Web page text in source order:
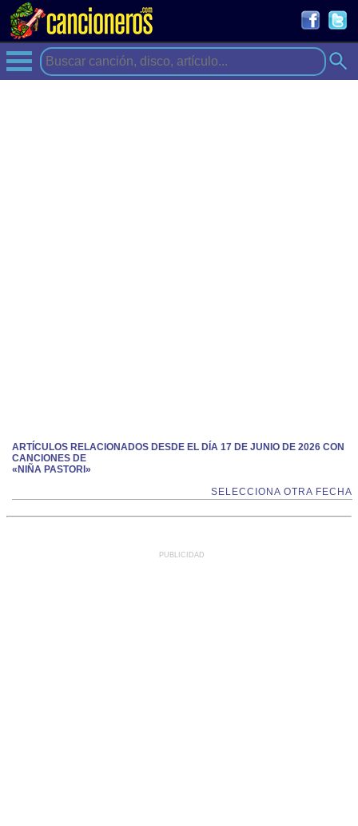
ARTÍCULOS RELACIONADOS DESDE EL DÍA 17 DE JUNIO DE 2026 CON
CANCIONES DE
«NIÑA PASTORI»
SELECCIONA OTRA FECHA
PUBLICIDAD